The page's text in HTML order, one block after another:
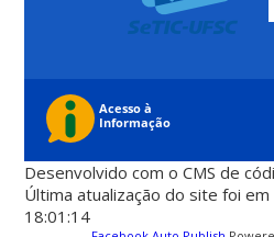
Desenvolvido com o CMS de
Última atualização do site foi
18:01:14